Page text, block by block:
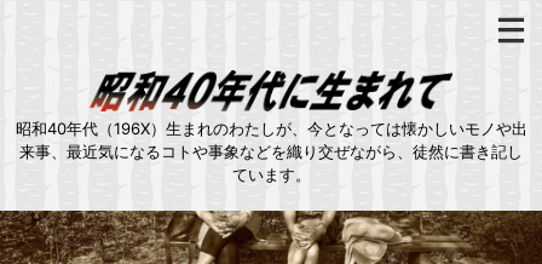
昭和40年代（196X）生まれのわたしが、今となっては懐かしいモノや出
来事、最近気になるコトや事象などを織り交ぜながら、徒然に書き記し
ています。